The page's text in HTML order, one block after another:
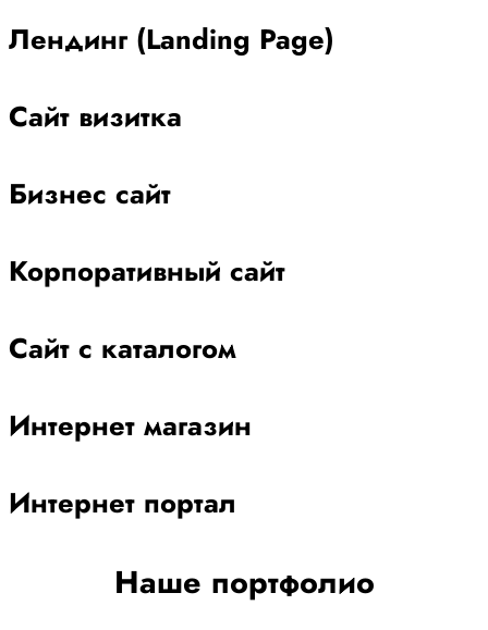
Лендинг (Landing Page)
Сайт визитка
Бизнес сайт
Корпоративный сайт
Сайт с каталогом
Интернет магазин
Интернет портал
Наше портфолио